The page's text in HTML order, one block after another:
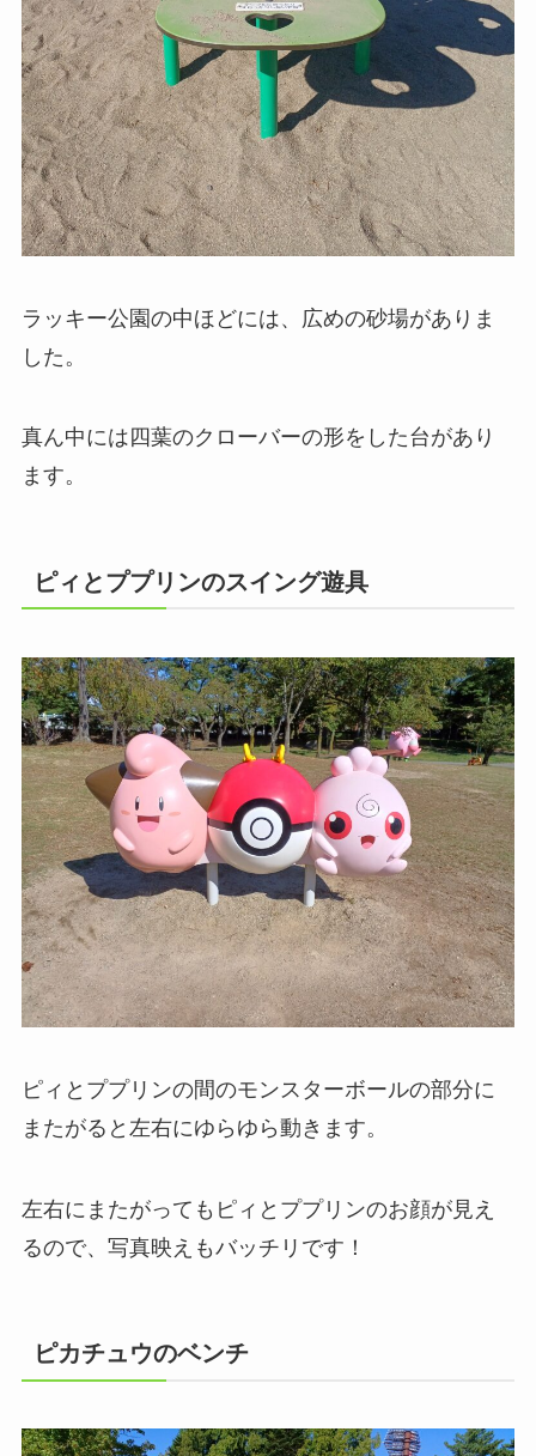
ラッキー公園の中ほどには、広めの砂場がありま
した。
真ん中には四葉のクローバーの形をした台があり
ます。
ピィとププリンのスイング遊具
ピィとププリンの間のモンスターボールの部分に
またがると左右にゆらゆら動きます。
左右にまたがってもピィとププリンのお顔が見え
るので、写真映えもバッチリです！
ピカチュウのベンチ